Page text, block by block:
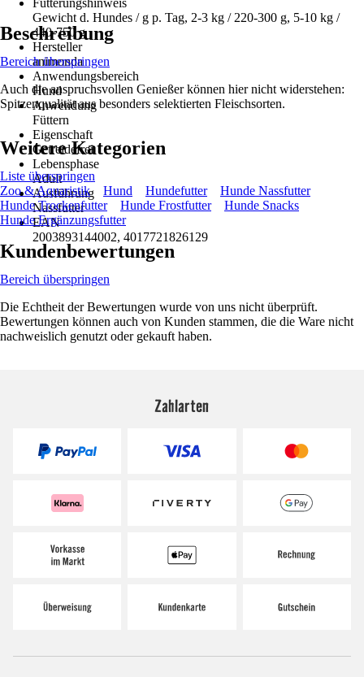
Fütterungshinweis
Gewicht d. Hundes / g p. Tag, 2-3 kg / 220-300 g, 5-10 kg /
440-750 g
Hersteller
animonda
Anwendungsbereich
Hund
Anwendung
Füttern
Eigenschaft
Getreidefrei
Lebensphase
Adult
Ausführung
Nassfutter
EAN
2003893144002, 4017721826129
Beschreibung
Bereich überspringen
Auch die anspruchsvollen Genießer können hier nicht widerstehen:
Spitzenqualität aus besonders selektierten Fleischsorten.
Weitere Kategorien
Liste überspringen
Zoo & Aquaristik
Hund Hundefutter
Hunde Nassfutter
Hunde Trockenfutter
Hunde Frostfutter
Hunde Snacks
Hunde Ergänzungsfutter
Kundenbewertungen
Bereich überspringen
Die Echtheit der Bewertungen wurde von uns nicht überprüft.
Bewertungen können auch von Kunden stammen, die die Ware nicht
nachweislich genutzt oder gekauft haben.
Zahlarten